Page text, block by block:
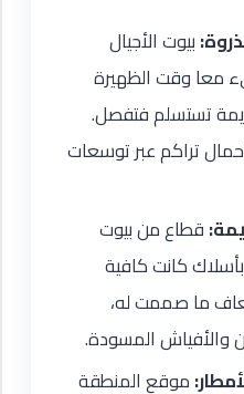
بيوت الأجيال
معا وقت الظهيرة
تستسلم فتفصل.
تراكم عبر توسعات
قطاع من بيوت
كانت كافية
ما صممت له،
والأفياش المسودة.
موقع المنطقة